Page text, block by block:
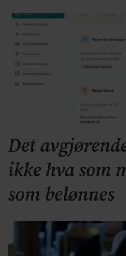
Det
ikke hva som
som belønnes